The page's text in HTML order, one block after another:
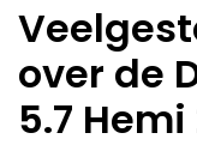
over de
5.7